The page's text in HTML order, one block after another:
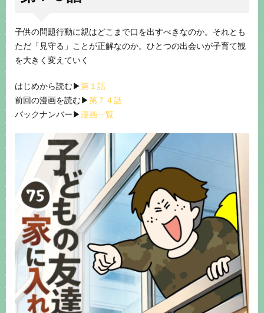
子供の問題行動に親はどこまで口を出すべきなのか。それとも
ただ「見守る」ことが正解なのか。ひとつの出会いが子育て観
を大きく変えていく
はじめから読む▶︎第１話
前回の漫画を読む▶︎第７４話
バックナンバー▶︎漫画一覧